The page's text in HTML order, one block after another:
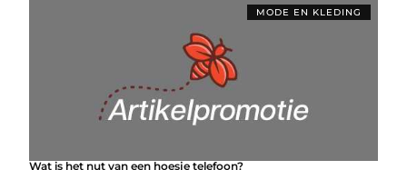
MODE EN KLEDING
Wat is het nut van een hoesje telefoon?